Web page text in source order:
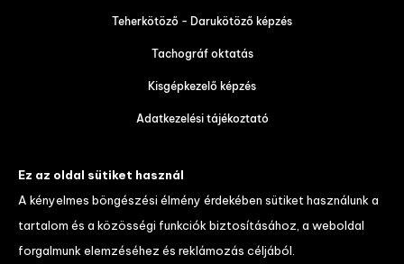
Ez az oldal sütiket használ
A kényelmes böngészési élmény érdekében sütiket használunk a
tartalom és a közösségi funkciók biztosításához, a weboldal
forgalmunk elemzéséhez és reklámozás céljából.
Teherkötöző - Darukötöző képzés
Tachográf oktatás
Kisgépkezelő képzés
Adatkezelési tájékoztató
Díjtáblázat